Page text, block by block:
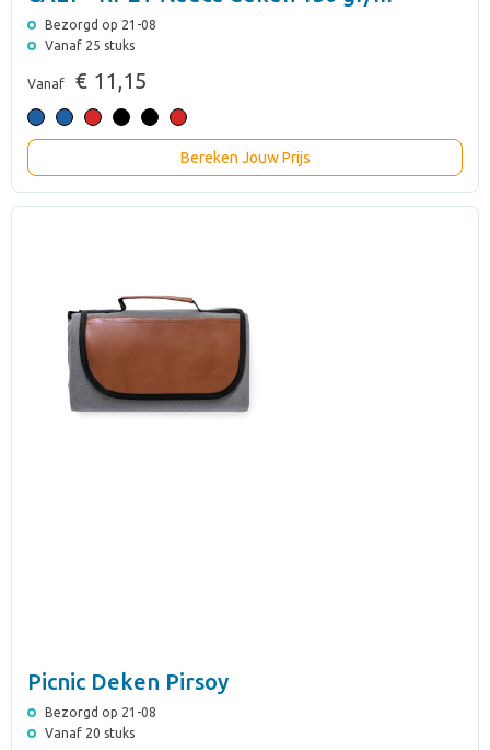
Bezorgd op 21-08
Vanaf 25 stuks
Vanaf € 11,15
Bereken Jouw Prijs
Picnic Deken Pirsoy
Bezorgd op 21-08
Vanaf 20 stuks